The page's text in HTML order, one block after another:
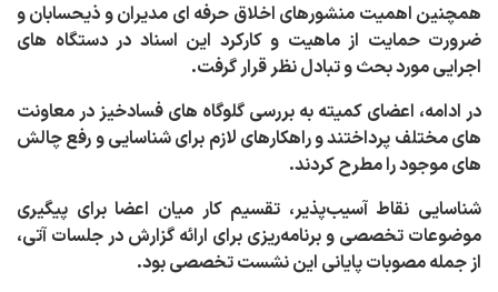
همچنین اهمیت منشورهای اخلاق حرفه‌ ای مدیران و ذیحسابان و
ضرورت حمایت از ماهیت و کارکرد این اسناد در دستگاه‌ های
اجرایی مورد بحث و تبادل نظر قرار گرفت.
در ادامه، اعضای کمیته به بررسی گلوگاه‌ های فسادخیز در معاونت‌
های مختلف پرداختند و راهکارهای لازم برای شناسایی و رفع چالش‌
های موجود را مطرح کردند.
شناسایی نقاط آسیب‌پذیر، تقسیم کار میان اعضا برای پیگیری
موضوعات تخصصی و برنامه‌ریزی برای ارائه گزارش در جلسات آتی،
از جمله مصوبات پایانی این نشست تخصصی بود.